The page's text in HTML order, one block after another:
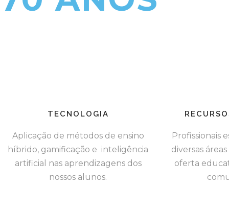
TECNOLOGIA
Aplicação de métodos de ensino
híbrido, gamificação e inteligência
artificial nas aprendizagens dos
nossos alunos.
Profissionais
diversas
oferta